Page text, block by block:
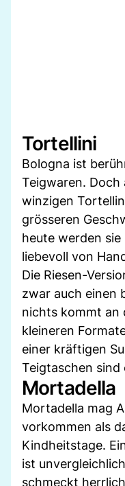
Tortellini
Bologna ist
Teigwaren. Doch
winzigen
grösseren
heute werden
liebevoll von
Die Riesen-
zwar auch einen
nichts kommt an
kleineren
einer kräftigen
Teigtaschen
Mortadella
Mortadella mag
vorkommen als
Kindheitstage.
ist
schmeckt